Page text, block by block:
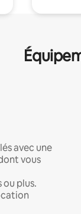
avec une
vous
plus.